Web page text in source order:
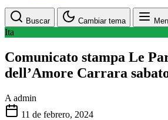
Buscar Cambiar tema
Ita
Comunicato stampa Le
dell’Amore Carrara
A admin
11 de febrero, 2024